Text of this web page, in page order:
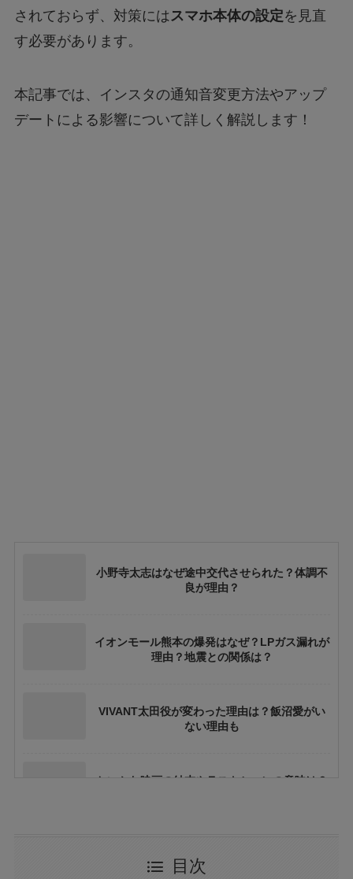
されておらず、対策にはスマホ本体の設定を見直
す必要があります。
本記事では、インスタの通知音変更方法やアップ
デートによる影響について詳しく解説します！
小野寺太志はなぜ途中交代させられた？体調不
良が理由？
イオンモール熊本の爆発はなぜ？LPガス漏れが
理由？地震との関係は？
VIVANT太田役が変わった理由は？飯沼愛がい
ない理由も
ちいかわ映画の結末やラストシーンの意味は？
結婚してる？
目次